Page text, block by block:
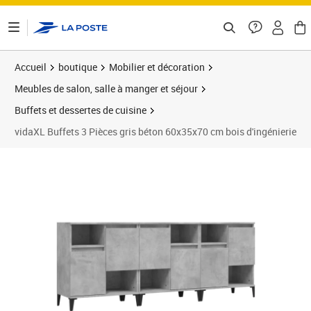
Accueil boutique
Mobilier et décoration
Meubles de salon, salle à manger et séjour
Buffets et dessertes de cuisine
vidaXL Buffets 3 Pièces gris béton 60x35x70 cm bois d'ingénierie